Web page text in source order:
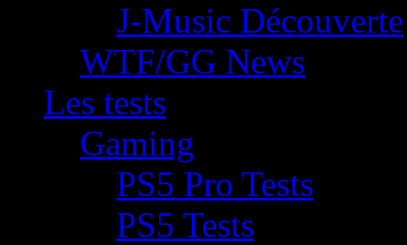
J-Music Découverte
WTF/GG News
Les tests
Gaming
PS5 Pro Tests
PS5 Tests